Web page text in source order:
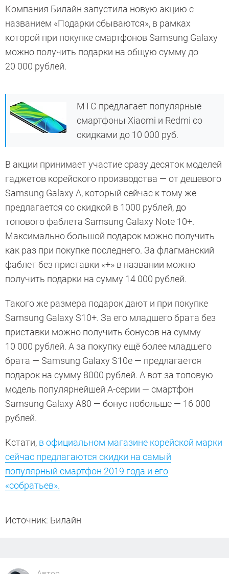
Компания Билайн запустила новую акцию с
названием «Подарки сбываются», в рамках
которой при покупке смартфонов Samsung Galaxy
можно получить подарки на общую сумму до
20 000 рублей.
МТС предлагает популярные
смартфоны Xiaomi и Redmi со
скидками до 10 000 руб.
В акции принимает участие сразу десяток моделей
гаджетов корейского производства — от дешевого
Samsung Galaxy А, который сейчас к тому же
предлагается со скидкой в 1000 рублей, до
топового фаблета Samsung Galaxy Note 10+.
Максимально большой подарок можно получить
как раз при покупке последнего. За флагманский
фаблет без приставки «+» в названии можно
получить подарки на сумму 14 000 рублей.
Такого же размера подарок дают и при покупке
Samsung Galaxy S10+. За его младшего брата без
приставки можно получить бонусов на сумму
10 000 рублей. А за покупку ещё более младшего
брата — Samsung Galaxy S10e — предлагается
подарок на сумму 8000 рублей. А вот за топовую
модель популярнейшей A-серии — смартфон
Samsung Galaxy A80 — бонус побольше — 16 000
рублей.
Кстати, в официальном магазине корейской марки
сейчас предлагаются скидки на самый
популярный смартфон 2019 года и его
«собратьев».
Источник: Билайн